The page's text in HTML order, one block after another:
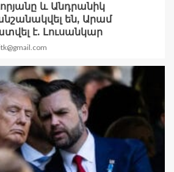
և Անդրանիկ
են, Արամ
է. Լուսանկար